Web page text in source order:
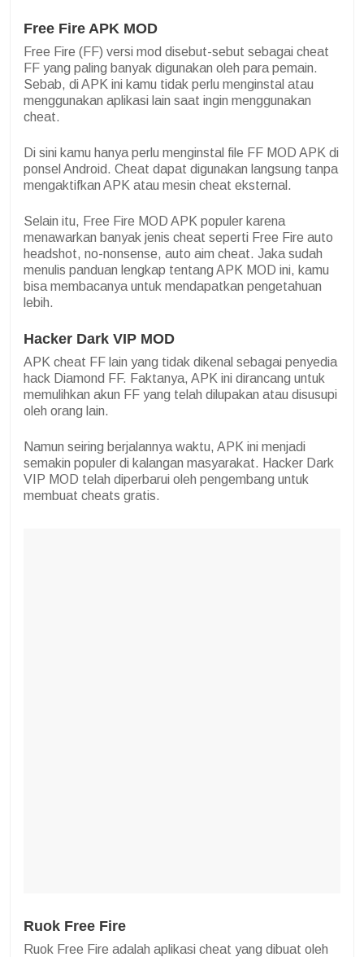
Free Fire APK MOD
Free Fire (FF) versi mod disebut-sebut sebagai cheat
FF yang paling banyak digunakan oleh para pemain.
Sebab, di APK ini kamu tidak perlu menginstal atau
menggunakan aplikasi lain saat ingin menggunakan
cheat.
Di sini kamu hanya perlu menginstal file FF MOD APK di
ponsel Android. Cheat dapat digunakan langsung tanpa
mengaktifkan APK atau mesin cheat eksternal.
Selain itu, Free Fire MOD APK populer karena
menawarkan banyak jenis cheat seperti Free Fire auto
headshot, no-nonsense, auto aim cheat. Jaka sudah
menulis panduan lengkap tentang APK MOD ini, kamu
bisa membacanya untuk mendapatkan pengetahuan
lebih.
Hacker Dark VIP MOD
APK cheat FF lain yang tidak dikenal sebagai penyedia
hack Diamond FF. Faktanya, APK ini dirancang untuk
memulihkan akun FF yang telah dilupakan atau disusupi
oleh orang lain.
Namun seiring berjalannya waktu, APK ini menjadi
semakin populer di kalangan masyarakat. Hacker Dark
VIP MOD telah diperbarui oleh pengembang untuk
membuat cheats gratis.
Ruok Free Fire
Ruok Free Fire adalah aplikasi cheat yang dibuat oleh